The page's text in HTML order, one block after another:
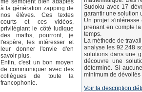
me semblent bien adaptés
à la génération zapping de
nos élèves. Ces textes
courts et ces vidéos,
privilégiant le côté ludique
des maths, pourront, je
l'espère, les intéresser et
leur donner l'envie d'en
savoir plus.
Enfin, c'est un bon moyen
de communiquer avec des
collègues de toute la
francophonie.
Sudoku avec 17
garantir une solution
Un projet
prenant en compte
temps.
La méthode de
analyse les 92.248
solutions dans une
découvre une
déterminé. Si
minimum de
Voir la description